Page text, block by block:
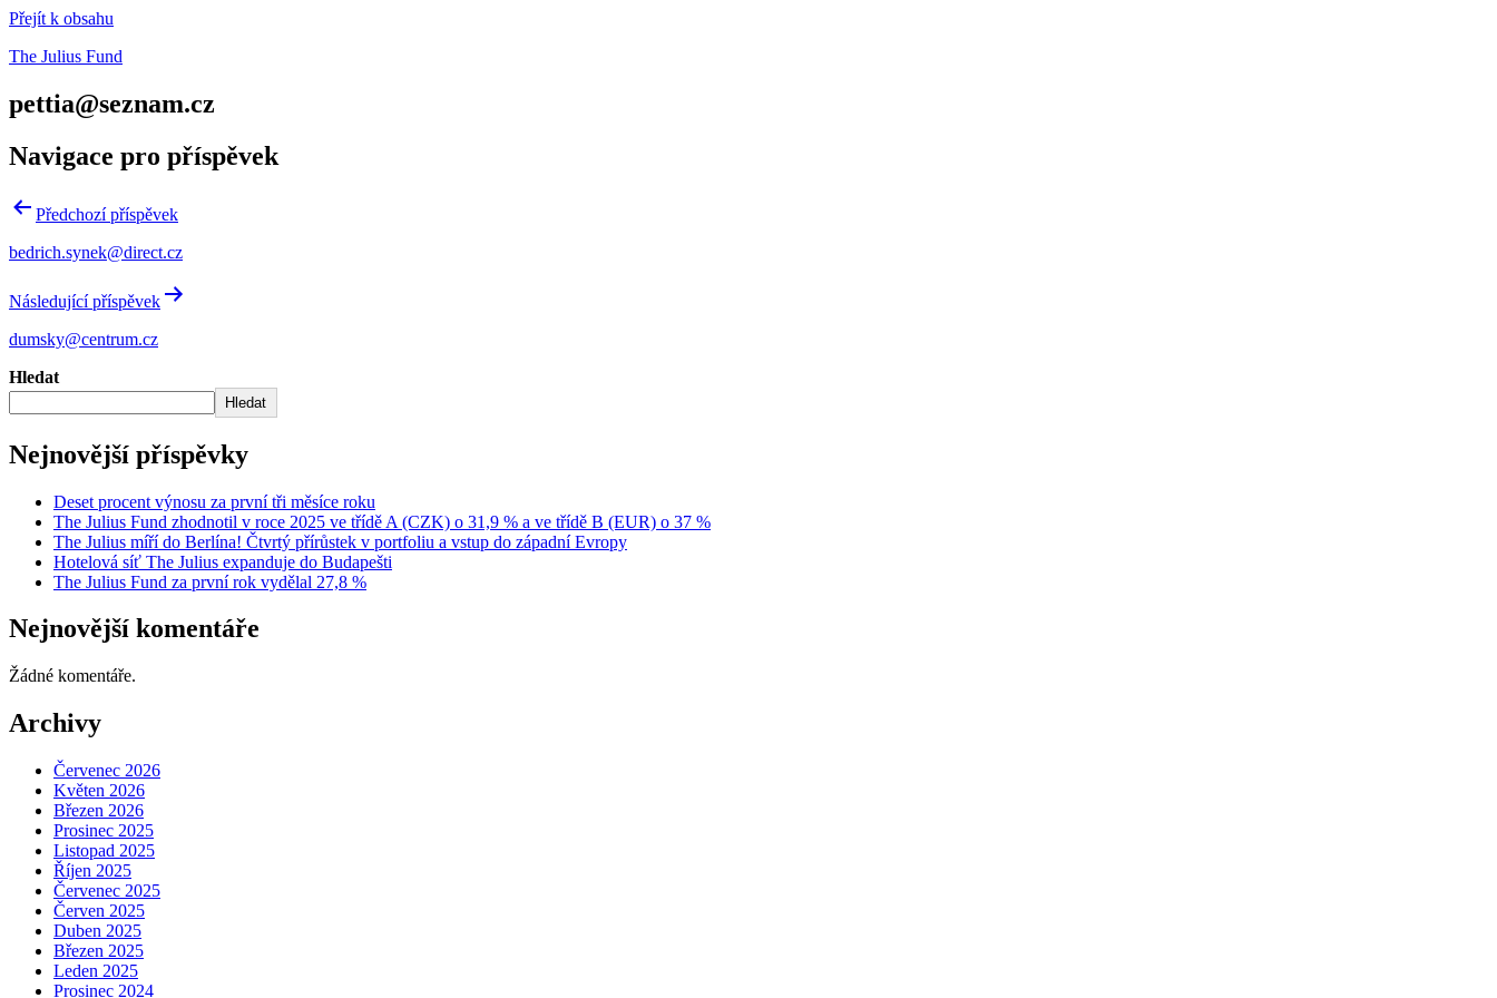
Přejít k obsahu
The Julius Fund
pettia@seznam.cz
Navigace pro příspěvek
Předchozí příspěvek
bedrich.synek@direct.cz
Následující příspěvek
dumsky@centrum.cz
Hledat
Hledat
Nejnovější příspěvky
Deset procent výnosu za první tři měsíce roku
The Julius Fund zhodnotil v roce 2025 ve třídě A (CZK) o 31,9 % a ve třídě B (EUR) o 37 %
The Julius míří do Berlína! Čtvrtý přírůstek v portfoliu a vstup do západní Evropy
Hotelová síť The Julius expanduje do Budapešti
The Julius Fund za první rok vydělal 27,8 %
Nejnovější komentáře
Žádné komentáře.
Archivy
Červenec 2026
Květen 2026
Březen 2026
Prosinec 2025
Listopad 2025
Říjen 2025
Červenec 2025
Červen 2025
Duben 2025
Březen 2025
Leden 2025
Prosinec 2024